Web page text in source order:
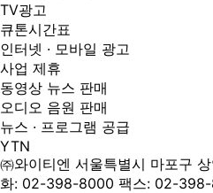
TV광고
큐톤시간표
인터넷 · 모바일 광고
사업 제휴
동영상 뉴스 판매
오디오 음원 판매
뉴스 · 프로그램 공급
YTN
㈜와이티엔 서울특별시 마포구
화: 02-398-8000 팩스: 02-398-